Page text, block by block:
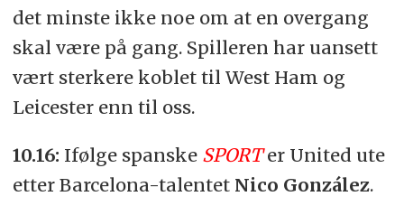
det minste ikke noe om at en overgang
skal være på gang. Spilleren har uansett
vært sterkere koblet til West Ham og
Leicester enn til oss.
10.16: Ifølge spanske SPORTer United ute
etter Barcelona-talentet Nico González.